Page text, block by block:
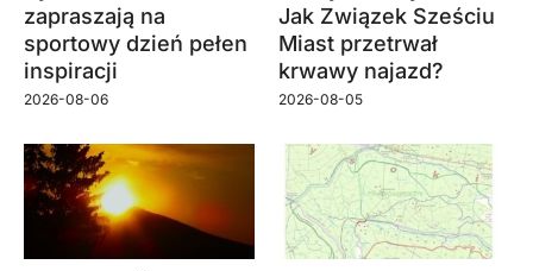
zapraszają na
sportowy dzień pełen
inspiracji
2026-08-06
Jak Związek Sześciu
Miast przetrwał
krwawy najazd?
2026-08-05